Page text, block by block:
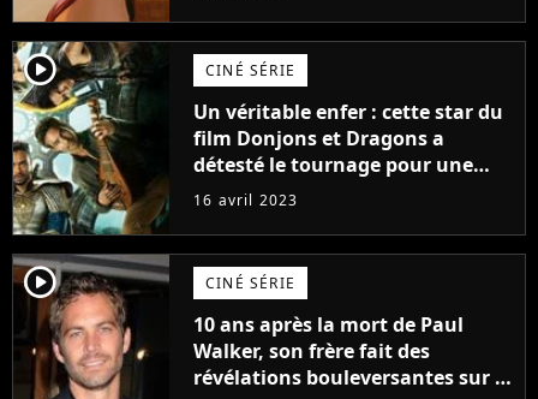
player2 CINÉ SÉRIE
Un véritable enfer : cette star du
film Donjons et Dragons a
détesté le tournage pour une
raison très spéciale
16 avril 2023
player2 CINÉ SÉRIE
10 ans après la mort de Paul
Walker, son frère fait des
révélations bouleversantes sur la